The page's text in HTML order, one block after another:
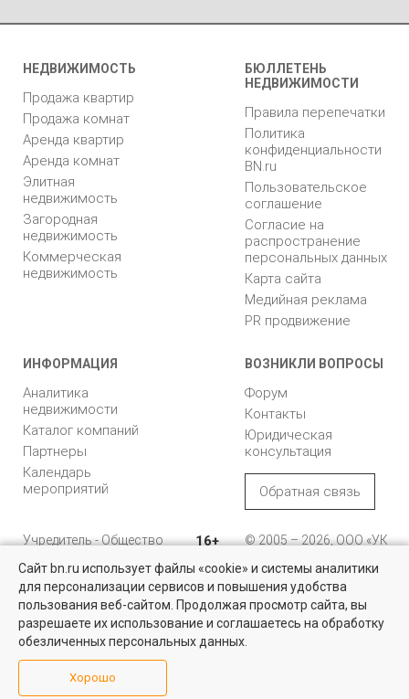
Квартиры на вторичном рынке
Более 10 тысяч квартир в Санкт-Петербурге и области от
собственников и агентств недвижимости
Посмотреть
НЕДВИЖИМОСТЬ
Продажа квартир
Продажа комнат
Аренда квартир
Аренда комнат
Элитная
недвижимость
Загородная
недвижимость
Коммерческая
недвижимость
БЮЛЛЕТЕНЬ
НЕДВИЖИМОСТИ
Правила перепечатки
Политика
конфиденциальности
BN.ru
Пользовательское
соглашение
Согласие на
распространение
персональных данных
Карта сайта
Медийная реклама
PR продвижение
ИНФОРМАЦИЯ
Аналитика
недвижимости
Каталог компаний
Партнеры
Календарь
мероприятий
ВОЗНИКЛИ ВОПРОСЫ
Форум
Контакты
Юридическая
консультация
Обратная связь
Учредитель - Общество
ответственностью
"Управляющая
компания "Бюллетень
недвижимости"
16+
© 2005 – 2026, ООО «УК
196105, Санкт-
Петербург, пр. Юрия
Гагарина, 1
8 (812) 331-93-56
reklama@bn.ru
Сайт bn.ru использует файлы «cookie» и системы аналитики
для персонализации сервисов и повышения удобства
пользования веб-сайтом. Продолжая просмотр сайта, вы
разрешаете их использование и соглашаетесь на обработку
обезличенных персональных данных.
Хорошо